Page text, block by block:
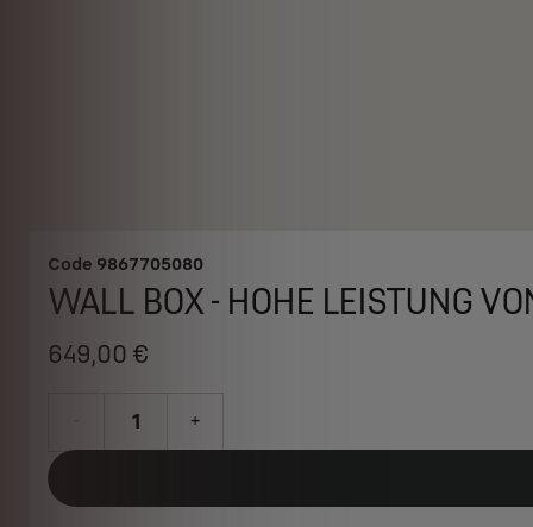
Code 9867705080
WALL BOX - HOHE LEISTUNG
649,00 €
c
e
+
Q
u